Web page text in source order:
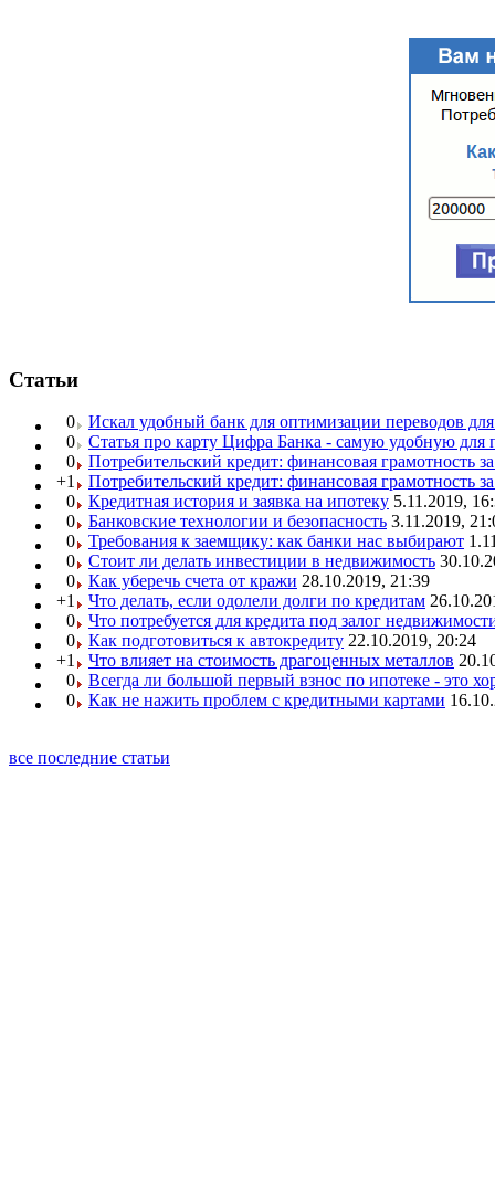
Статьи
0
Искал удобный банк для оптимизации переводов
0
Статья про карту Цифра Банка - самую удобную для
0
Потребительский кредит: финансовая грамотность
+1
Потребительский кредит: финансовая грамотность
0
Кредитная история и заявка на ипотеку 5.11.2019,
0
Банковские технологии и безопасность 3.11.2019,
0
Требования к заемщику: как банки нас выбирают
0
Стоит ли делать инвестиции в недвижимость
0
Как уберечь счета от кражи 28.10.2019, 21:39
+1
Что делать, если одолели долги по кредитам
0
Что потребуется для кредита под залог
0
Как подготовиться к автокредиту 22.10.2019, 20:24
+1
Что влияет на стоимость драгоценных металлов
0
Всегда ли большой первый взнос по ипотеке - это
0
Как не нажить проблем с кредитными картами
все последние статьи